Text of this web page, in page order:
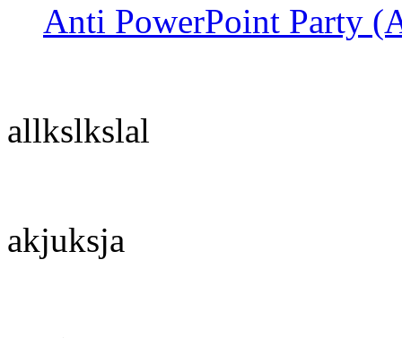
Anti PowerPoint Party
allkslkslal
akjuksja